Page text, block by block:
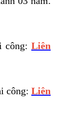
Liên
công: Liên